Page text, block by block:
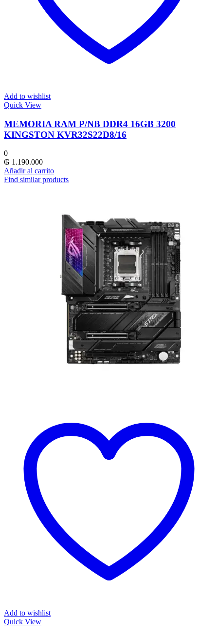
Add to wishlist
Quick View
MEMORIA RAM P/NB DDR4 16GB 3200
KINGSTON KVR32S22D8/16
0
₲ 1.190.000
Añadir al carrito
Find similar products
Add to wishlist
Quick View